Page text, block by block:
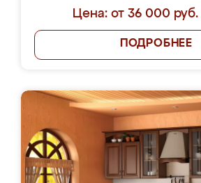
Цена: от 36 000 руб.
ПОДРОБНЕЕ